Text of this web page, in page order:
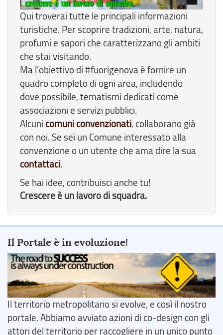
Qui troverai tutte le principali informazioni
turistiche. Per scoprire tradizioni, arte, natura,
profumi e sapori che caratterizzano gli ambiti
che stai visitando.
Ma l'obiettivo di #fuorigenova è fornire un
quadro completo di ogni area, includendo
dove possibile, tematismi dedicati come
associazioni e servizi pubblici.
Alcuni comuni convenzionati, collaborano già
con noi. Se sei un Comune interessato alla
convenzione o un utente che ama dire la sua
contattaci.
Se hai idee, contribuisci anche tu!
Crescere è un lavoro di squadra.
Il Portale è in evoluzione!
Il territorio metropolitano si evolve, e così il nostro
portale. Abbiamo avviato azioni di co-design con gli
attori del territorio per raccogliere in un unico punto